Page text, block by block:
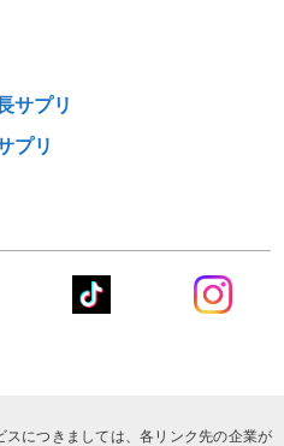
サプリ
プリ
につきましては、各リンク先の企業が